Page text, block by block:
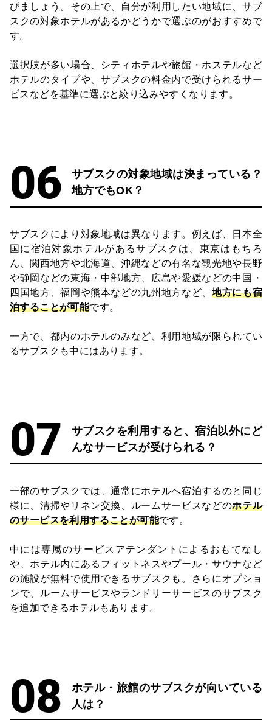
びましょう。その上で、自分が利用したい地域に、サブ
スクの対象ホテルがあるかどうかで選ぶのがおすすめで
す。
選択肢が多い場合、シティホテルや旅館・ホステルなど
ホテルのタイプや、サブスクの料金内で受けられるサー
ビスなどを基準に選ぶと絞り込みやすくなります。
サブスクの対象地域は決まっている？
地方でもOK？
サブスクにより対象地域は異なります。例えば、日本全
国に宿泊対象ホテルがあるサブスクは、東京はもちろ
ん、関西地方や北海道、沖縄などの有名な観光地や長野
や静岡などの東海・中部地方、広島や愛媛などの中国・
四国地方、福岡や熊本などの九州地方など、 地方にも宿
泊することが可能です。
一方で、都内のホテルのみなど、利用地域が限られてい
るサブスクも中にはあります。
サブスクを利用すると、宿泊以外にど
んなサービスが受けられる？
一部のサブスクでは、通常にホテルへ宿泊するのと同じ
様に、清掃やリネン交換、ルームサービスなどのホテル
のサービスを利用することが可能です。
中には専属のサービスアテンダントによるおもてなし
や、ホテル内にあるフィットネスやプール・サウナなど
の施設が無料で使用できるサブスクも。さらにオプショ
ンで、ルームサービスやランドリーサービスのサブスク
を追加できるホテルもあります。
ホテル・旅館のサブスクが向いている
人は？